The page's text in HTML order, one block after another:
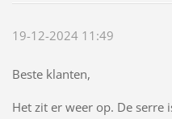
19-12-2024 11:49
Beste klanten,
Het zit er weer op. De serre